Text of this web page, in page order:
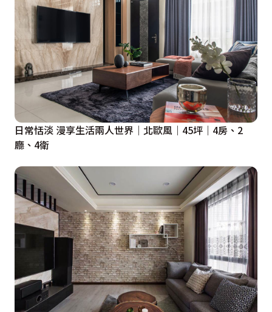
日常恬淡 漫享生活兩人世界｜北歐風｜45坪｜4房、2
廳、4衛